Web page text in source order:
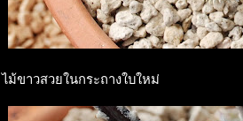
ไม้ขาวสวยในกระถางใบใหม่